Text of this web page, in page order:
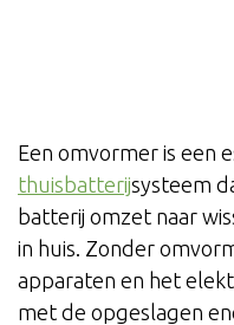
Een omvormer is een
thuisbatterijsysteem
batterij omzet naar
in huis. Zonder
apparaten en het
met de opgeslagen